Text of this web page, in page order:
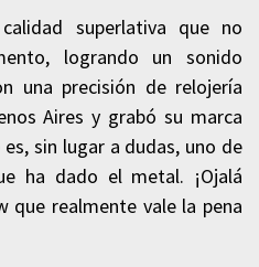
superlativa que no
logrando un sonido
una precisión de relojería
Aires y grabó su marca
sin lugar a dudas, uno de
ha dado el metal. ¡Ojalá
que realmente vale la pena